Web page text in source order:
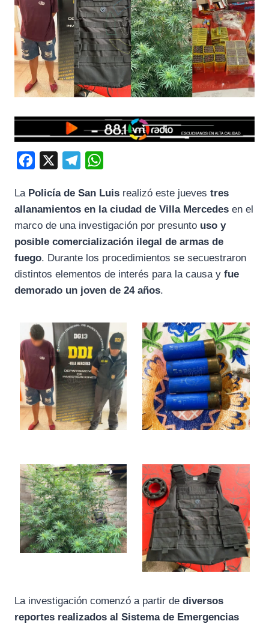
c
e
b
k
l
e
g
m
a
t
s
p
p
La Policía de San Luis realizó este jueves tres
allanamientos en la ciudad de Villa Mercedes en el
marco de una investigación por presunto uso y
posible comercialización ilegal de armas de
fuego. Durante los procedimientos se secuestraron
distintos elementos de interés para la causa y fue
demorado un joven de 24 años.
La investigación comenzó a partir de diversos
reportes realizados al Sistema de Emergencias